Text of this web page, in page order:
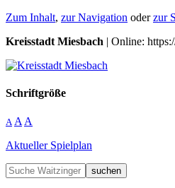
Zum Inhalt, zur Navigation oderzur
Kreisstadt Miesbach | Online:
Schriftgröße
A A A
Aktueller Spielplan
suchen